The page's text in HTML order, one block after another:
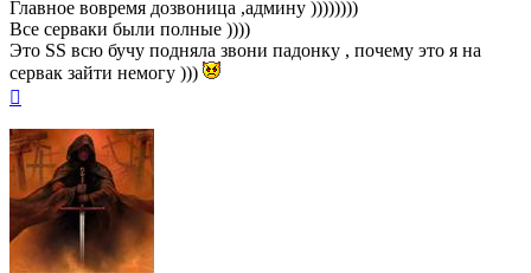
Главное вовремя дозвоница ,админу ))))))))
Все серваки были полные ))))
Это SS всю бучу подняла звони падонку , почему это я на
сервак зайти немогу )))
началу